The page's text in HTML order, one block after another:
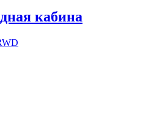
кабина